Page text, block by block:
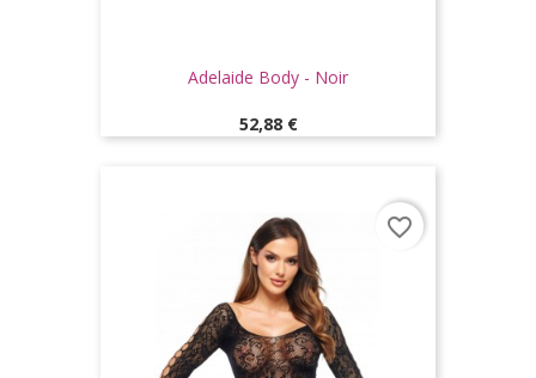
Adelaide Body - Noir
Prix
52,88 €
favorite_border